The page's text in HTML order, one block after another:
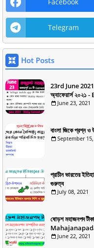
Telegram
Hot Posts
23rd June
অ্যাফেয়ার্স
June 23, 2021
বাংলা জিকে
September
প্রাচীন ভারতের
গুরুত্ব
July 08, 2021
ষোড়শ মহাজনপদ
June 22, 2021